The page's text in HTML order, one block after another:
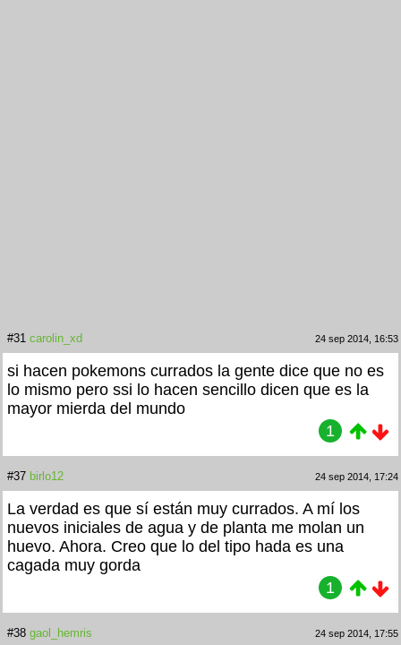
#31 carolin_xd 24 sep 2014, 16:53
si hacen pokemons currados la gente dice que no es
lo mismo pero ssi lo hacen sencillo dicen que es la
mayor mierda del mundo
1
#37 birlo12 24 sep 2014, 17:24
La verdad es que sí están muy currados. A mí los
nuevos iniciales de agua y de planta me molan un
huevo. Ahora. Creo que lo del tipo hada es una
cagada muy gorda
1
#38 gaol_hemris 24 sep 2014, 17:55